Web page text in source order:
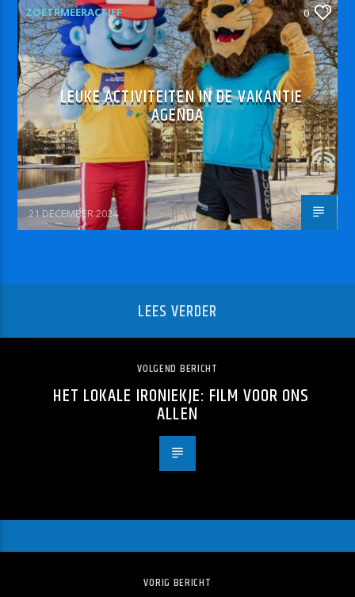
ZOETRMEERACTIEF 0
LEUKE ACTIVITEITEN IN DE VAKANTIE
AGENDA
21 DECEMBER 2024
LEES VERDER
VOLGEND BERICHT
HET LOKALE IRONIEKJE: FILM VOOR ONS
ALLEN
VORIG BERICHT